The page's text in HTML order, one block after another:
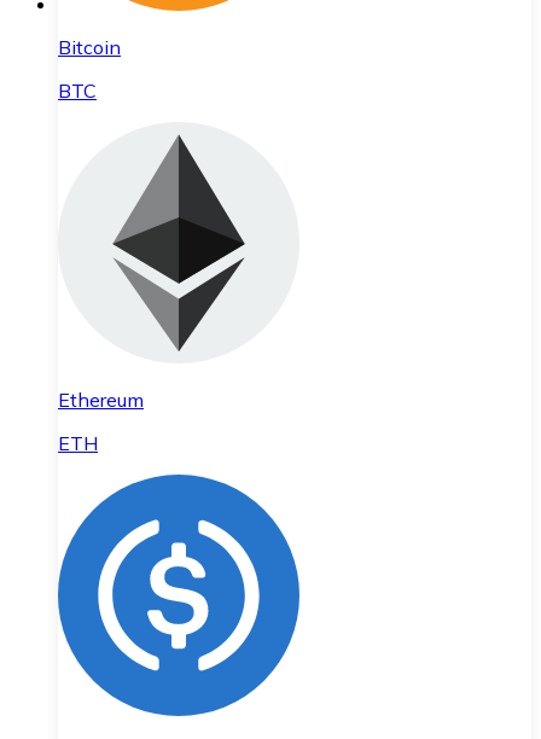
Bitcoin
BTC
Ethereum
ETH